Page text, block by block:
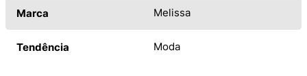
Marca Melissa
Tendência Moda